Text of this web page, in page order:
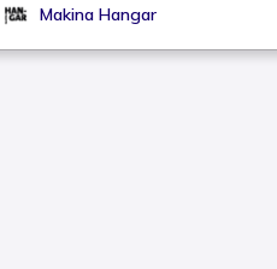
Makina Hangar